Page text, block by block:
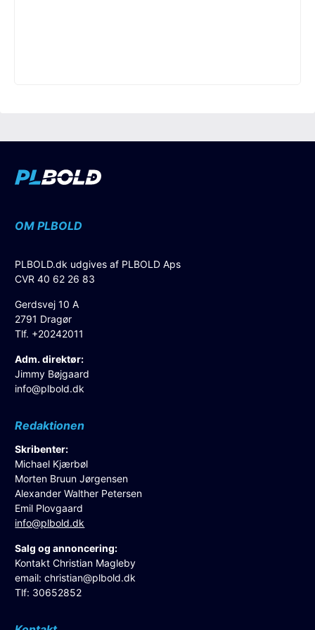
OM PLBOLD
PLBOLD.dk udgives af PLBOLD Aps
CVR 40 62 26 83
Gerdsvej 10 A
2791 Dragør
Tlf. +20242011
Adm. direktør:
Jimmy Bøjgaard
info@plbold.dk
Redaktionen
Skribenter:
Michael Kjærbøl
Morten Bruun Jørgensen
Alexander Walther Petersen
Emil Plovgaard
info@plbold.dk
Salg og annoncering:
Kontakt Christian Magleby
email:christian@plbold.dk
Tlf: 30652852